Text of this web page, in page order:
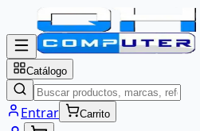
Catálogo
Entrar Carrito